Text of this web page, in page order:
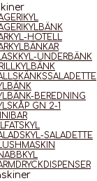
HOTELL
UNDERBÄNK
BEREDNING
GN 2-1
SALADETTE